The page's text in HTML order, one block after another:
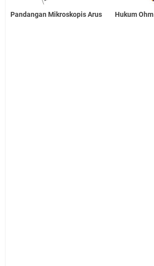
Pandangan Mikroskopis Arus Hukum Ohm